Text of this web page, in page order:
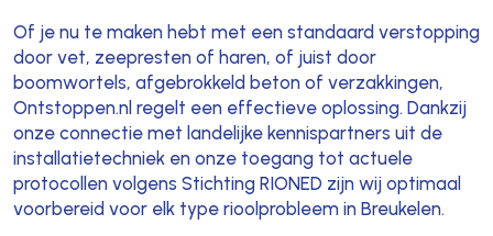
Of je nu te maken hebt met een standaard verstopping
door vet, zeepresten of haren, of juist door
boomwortels, afgebrokkeld beton of verzakkingen,
Ontstoppen.nl regelt een effectieve oplossing. Dankzij
onze connectie met landelijke kennispartners uit de
installatietechniek en onze toegang tot actuele
protocollen volgens Stichting RIONED zijn wij optimaal
voorbereid voor elk type rioolprobleem in Breukelen.